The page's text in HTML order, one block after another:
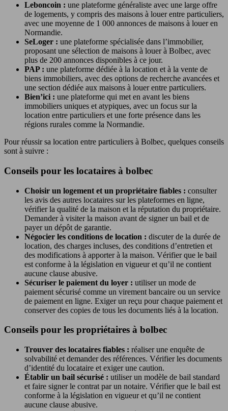
Leboncoin : une plateforme généraliste avec une large offre
de logements, y compris des maisons à louer entre particuliers,
avec une moyenne de 1 000 annonces de maisons à louer en
Normandie.
SeLoger : une plateforme spécialisée dans l’immobilier,
proposant une sélection de maisons à louer à Bolbec, avec
plus de 200 annonces disponibles à ce jour.
PAP : une plateforme dédiée à la location et à la vente de
biens immobiliers, avec des options de recherche avancées et
une section dédiée aux maisons à louer entre particuliers.
Bien’ici : une plateforme qui met en avant les biens
immobiliers uniques et atypiques, avec un focus sur la
location entre particuliers et une forte présence dans les
régions rurales comme la Normandie.
Pour réussir sa location entre particuliers à Bolbec, quelques conseils
sont à suivre :
Conseils pour les locataires à bolbec
Choisir un logement et un propriétaire fiables : consulter
les avis des autres locataires sur les plateformes en ligne,
vérifier la qualité de la maison et la réputation du propriétaire.
Demander à visiter la maison avant de signer un bail et de
payer un dépôt de garantie.
Négocier les conditions de location : discuter de la durée de
location, des charges incluses, des conditions d’entretien et
des modifications à apporter à la maison. Vérifier que le bail
est conforme à la législation en vigueur et qu’il ne contient
aucune clause abusive.
Sécuriser le paiement du loyer : utiliser un mode de
paiement sécurisé comme un virement bancaire ou un service
de paiement en ligne. Exiger un reçu pour chaque paiement et
conserver des copies de tous les documents liés à la location.
Conseils pour les propriétaires à bolbec
Trouver des locataires fiables : réaliser une enquête de
solvabilité et demander des références. Vérifier les documents
d’identité du locataire et exiger une caution.
Établir un bail sécurisé : utiliser un modèle de bail standard
et faire signer le contrat par un notaire. Vérifier que le bail est
conforme à la législation en vigueur et qu’il ne contient
aucune clause abusive.